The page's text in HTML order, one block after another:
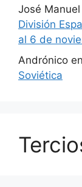
José Manuel
División
al 6 de
Andrónico en
Soviética